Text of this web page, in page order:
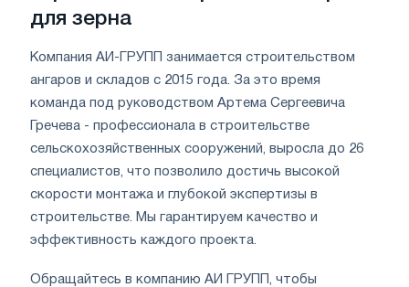
для зерна
Компания АИ-ГРУПП занимается строительством
ангаров и складов с 2015 года. За это время
команда под руководством Артема Сергеевича
Гречева - профессионала в строительстве
сельскохозяйственных сооружений, выросла до 26
специалистов, что позволило достичь высокой
скорости монтажа и глубокой экспертизы в
строительстве. Мы гарантируем качество и
эффективность каждого проекта.
Обращайтесь в компанию АИ ГРУПП, чтобы